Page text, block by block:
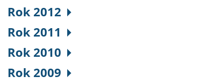
Rok 2012
Rok 2011
Rok 2010
Rok 2009